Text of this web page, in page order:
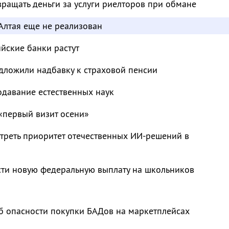
деньги за услуги риелторов при обмане
еще не реализован
банки растут
надбавку к страховой пенсии
естественных наук
визит осени»
приоритет отечественных ИИ-решений в
новую федеральную выплату на школьников
опасности покупки БАДов на маркетплейсах